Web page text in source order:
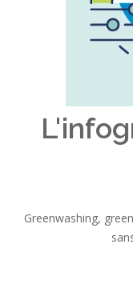
Greenwashing,